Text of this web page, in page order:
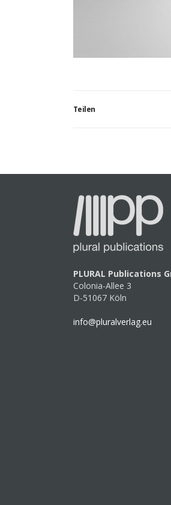
Teilen
PLURAL Publications
Colonia-Allee 3
D-51067 Köln
info@pluralverlag.eu